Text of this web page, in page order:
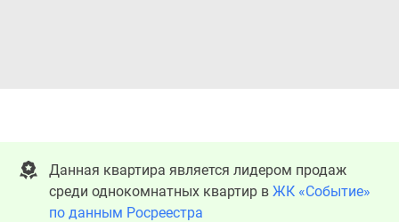
Данная квартира является лидером продаж
среди однокомнатных квартир в ЖК «Событие»
по данным Росреестра